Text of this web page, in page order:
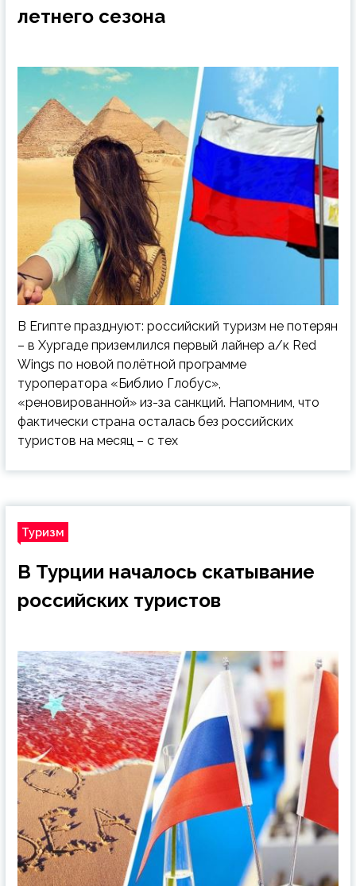
летнего сезона
В Египте празднуют: российский туризм не потерян
– в Хургаде приземлился первый лайнер а/к Red
Wings по новой полётной программе
туроператора «Библио Глобус»,
«реновированной» из-за санкций. Напомним, что
фактически страна осталась без российских
туристов на месяц – с тех
Туризм
В Турции началось скатывание
российских туристов